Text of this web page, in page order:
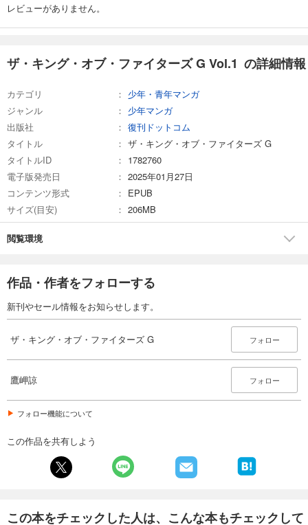
レビューがありません。
ザ・キング・オブ・ファイターズ G Vol.1 の詳細情報
カテゴリ
少年・青年マンガ
ジャンル
少年マンガ
出版社
復刊ドットコム
タイトル
ザ・キング・オブ・ファイターズ G
タイトルID
1782760
電子版発売日
2025年01月27日
コンテンツ形式
EPUB
サイズ(目安)
206MB
閲覧環境
作品・作者をフォローする
新刊やセール情報をお知らせします。
ザ・キング・オブ・ファイターズ G フォロー
鷹岬諒 フォロー
フォロー機能について
この作品を共有しよう
この本をチェックした人は、こんな本もチェックして